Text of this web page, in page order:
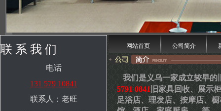
我们是义乌一家成立较早
5791 0841 旧家具回收、展示
足浴店、理发店、按摩店、
网站首页 公司简介
联 系 我 们
电话
131 579 10841
联系人：老旺